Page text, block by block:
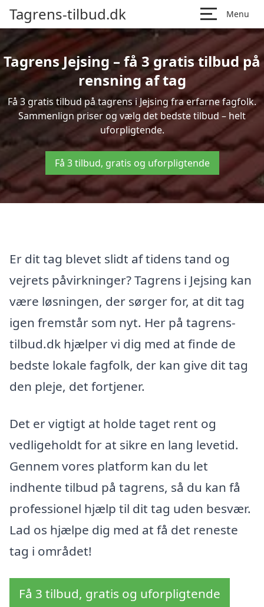
Tagrens-tilbud.dk Menu
Tagrens Jejsing – få 3 gratis tilbud på
rensning af tag
Få 3 gratis tilbud på tagrens i Jejsing fra erfarne fagfolk.
Sammenlign priser og vælg det bedste tilbud – helt
uforpligtende.
Få 3 tilbud, gratis og uforpligtende
Er dit tag blevet slidt af tidens tand og
vejrets påvirkninger? Tagrens i Jejsing kan
være løsningen, der sørger for, at dit tag
igen fremstår som nyt. Her på tagrens-
tilbud.dk hjælper vi dig med at finde de
bedste lokale fagfolk, der kan give dit tag
den pleje, det fortjener.
Det er vigtigt at holde taget rent og
vedligeholdt for at sikre en lang levetid.
Gennem vores platform kan du let
indhente tilbud på tagrens, så du kan få
professionel hjælp til dit tag uden besvær.
Lad os hjælpe dig med at få det reneste
tag i området!
Få 3 tilbud, gratis og uforpligtende